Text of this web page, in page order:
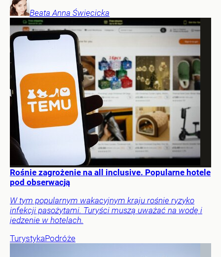
Beata Anna Święcicka
Rośnie zagrożenie na all inclusive. Popularne hotele
pod obserwacją
W tym popularnym wakacyjnym kraju rośnie ryzyko
infekcji pasożytami. Turyści muszą uważać na wodę i
jedzenie w hotelach.
TurystykaPodróże